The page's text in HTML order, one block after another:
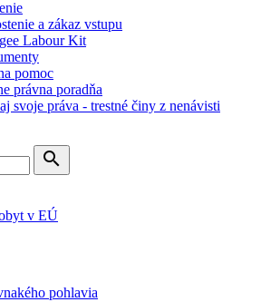
a zákaz vstupu
Labour Kit
pomoc
právna poradňa
svoje práva - trestné činy z nenávisti
search
v EÚ
pohlavia